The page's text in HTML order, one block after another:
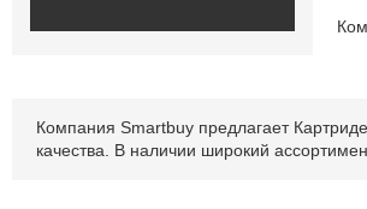
Компания Smartbuy предлагает
качества. В наличии широкий